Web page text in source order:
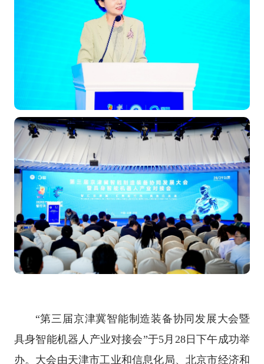
“第三届京津冀智能制造装备协同发展大会暨
具身智能机器人产业对接会”于5月28日下午成功举
办。大会由天津市工业和信息化局、北京市经济和